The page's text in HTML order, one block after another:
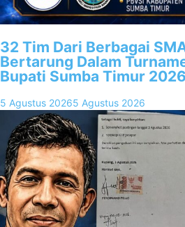
32 Tim Dari Berbagai
Bertarung Dalam
Bupati Sumba Timur 2026
5 Agustus 20265 Agustus 2026